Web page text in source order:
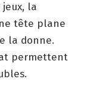
la
tête plane
la donne.
permettent